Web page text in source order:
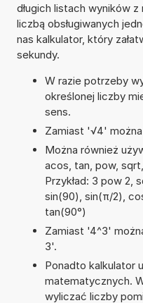
długich listach wyników
liczbą obsługiwanych
nas kalkulator, który
sekundy.
W razie potrzeby
określonej liczby
sens.
Zamiast '√4'
Można również
acos, tan, pow,
Przykład: 3 pow 2,
sin(90), sin(π/2),
tan(90°)
Zamiast '4^3'
3'.
Ponadto kalkulator
matematycznych.
wyliczać liczby